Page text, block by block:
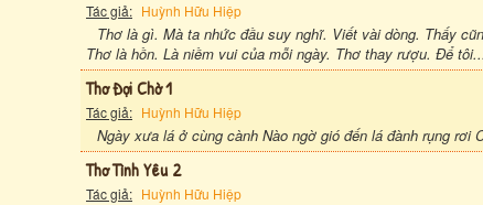
Tác giả: Huỳnh Hữu Hiệp
Thơ là gì. Mà ta nhức đầu suy nghĩ. Viết vài dòng. Thấy
Thơ là hồn. Là niềm vui của mỗi ngày. Thơ thay rượu. Để tôi...
Thơ Đợi Chờ 1
Tác giả: Huỳnh Hữu Hiệp
Ngày xưa lá ở cùng cành Nào ngờ gió đến lá đành rụng
Thơ Tình Yêu 2
Tác giả: Huỳnh Hữu Hiệp